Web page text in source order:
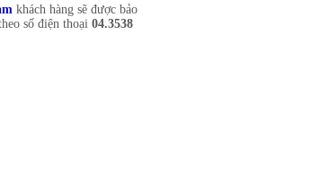
khách hàng sẽ được bảo
số điện thoại 04.3538